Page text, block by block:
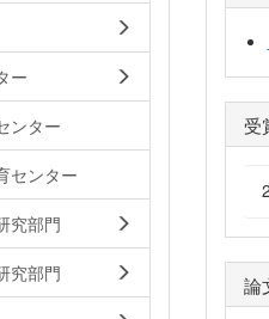
受
論
ー
ンター
センター
究部門
究部門